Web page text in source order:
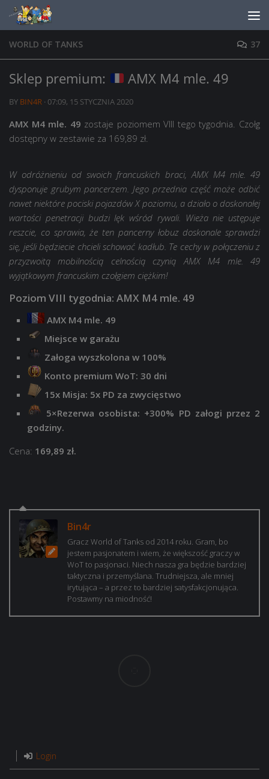
Skip to content
WORLD OF TANKS 37
Sklep premium: AMX M4 mle. 49
BY BIN4R · 07:09, 15 STYCZNIA 2020
AMX M4 mle. 49 zostaje poziomem VIII tego tygodnia. Czołg
dostępny w zestawie za 169,89 zł.
W odróżnieniu od swoich francuskich braci, AMX M4 mle. 49
dysponuje grubym pancerzem. Jego przednia część może odbić
nawet niektóre pociski pojazdów X poziomu, a działo o doskonałej
wartości penetracji budzi lęk wśród rywali. Wieża nie ustępuje
reszcie, co sprawia, że ten pancerny łobuz doskonale sprawdzi
się, jeśli będziecie chcieli schować kadłub. Te cechy w połączeniu z
przyzwoitą mobilnością celnością czynią AMX M4 mle. 49
wyjątkowym francuskim czołgiem ciężkim!
Poziom VIII tygodnia: AMX M4 mle. 49
AMX M4 mle. 49
Miejsce w garażu
Załoga wyszkolona w 100%
Konto premium WoT: 30 dni
15x Misja: 5x PD za zwycięstwo
5×Rezerwa osobista: +300% PD załogi przez 2
godziny.
Cena: 169,89 zł.
Bin4r
Gracz World of Tanks od 2014 roku. Gram, bo
jestem pasjonatem i wiem, że większość graczy w
WoT to pasjonaci. Niech nasza gra będzie bardziej
taktyczna i przemyślana. Trudniejsza, ale mniej
irytująca – a przez to bardziej satysfakcjonująca.
Postawmy na miodność!
Login